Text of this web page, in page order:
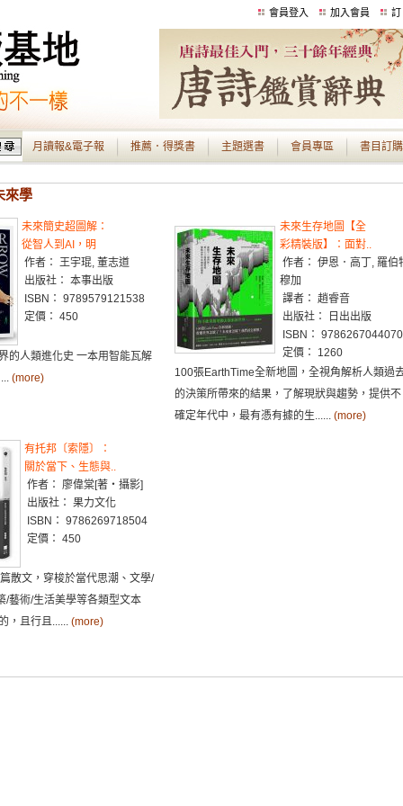
會員登入 加入會員 訂
月讀報&電子報 推薦．得獎書 主題選書 會員專區 書目訂
來學
未來簡史超圖解：
從智人到AI，明
作者： 王宇琨, 董志道
出版社： 本事出版
ISBN： 9789579121538
定價： 450
的人類進化史 一本用智能瓦解
(more)
未來生存地圖【全
彩精裝版】：面對..
作者： 伊恩．高丁, 羅伯
穆加
譯者： 趙睿音
出版社： 日出出版
ISBN： 9786267044070
定價： 1260
100張EarthTime全新地圖，全視角解析人類過
的決策所帶來的結果，了解現狀與趨勢，提供不
確定年代中，最有憑有據的生...... (more)
有托邦〔索隱〕：
關於當下、生態與..
作者： 廖偉棠[著・攝影]
出版社： 果力文化
ISBN： 9786269718504
定價： 450
散文，穿梭於當代思潮、文學/
/藝術/生活美學等各類型文本
，且行且...... (more)